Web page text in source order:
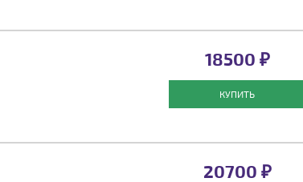
18500 ₽
КУПИТЬ
20700 ₽